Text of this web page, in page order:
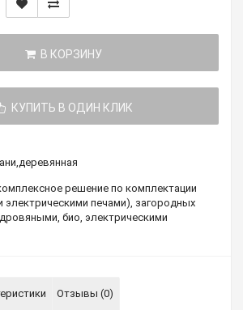
В КОРЗИНУ
КУПИТЬ В ОДИН КЛИК
,деревянная
решение по комплектации
электрическими печами), загородных
био, электрическими
Отзывы (0)